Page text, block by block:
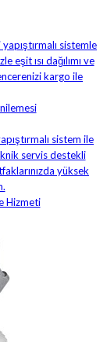
Hizmeti